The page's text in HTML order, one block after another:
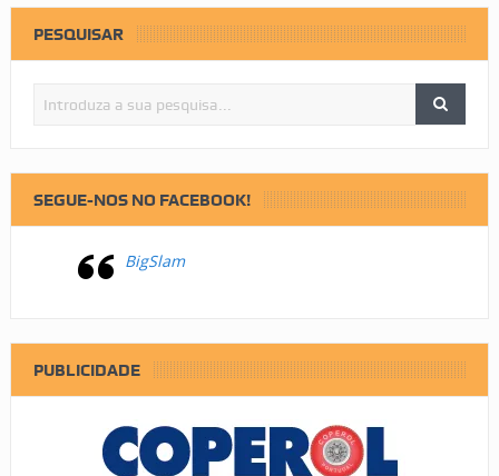
PESQUISAR
SEGUE-NOS NO FACEBOOK!
BigSlam
PUBLICIDADE